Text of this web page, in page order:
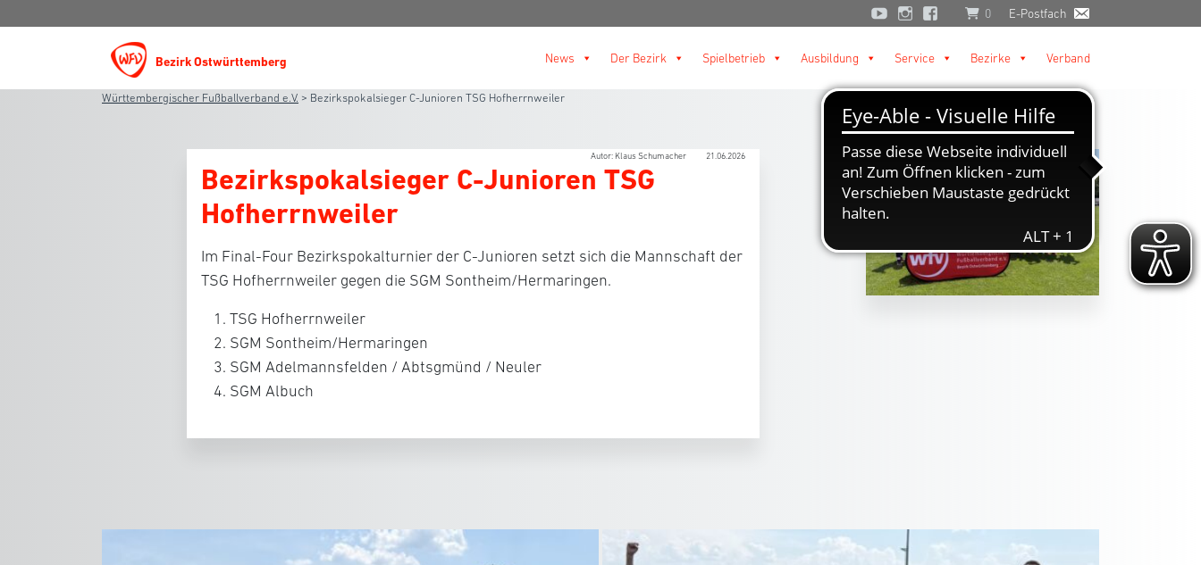
0 E-Postfach
Bezirk Ostwürttemberg News Der Bezirk Spielbetrieb Ausbildung Service Bezirke Verband
Württembergischer Fußballverband e.V. > Bezirkspokalsieger C-Junioren TSG Hofherrnweiler
Autor: Klaus Schumacher 21.06.2026
Bezirkspokalsieger C-Junioren TSG
Hofherrnweiler
Im Final-Four Bezirkspokalturnier der C-Junioren setzt sich die Mannschaft der
TSG Hofherrnweiler gegen die SGM Sontheim/Hermaringen.
TSG Hofherrnweiler
SGM Sontheim/Hermaringen
SGM Adelmannsfelden / Abtsgmünd / Neuler
SGM Albuch